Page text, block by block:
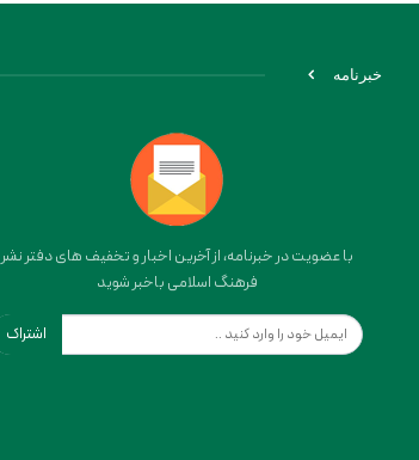
خبرنامه
با عضویت در خبرنامه، از آخرین اخبار و تخفیف های دفتر نشر
فرهنگ اسلامی باخبر شوید
اشتراک